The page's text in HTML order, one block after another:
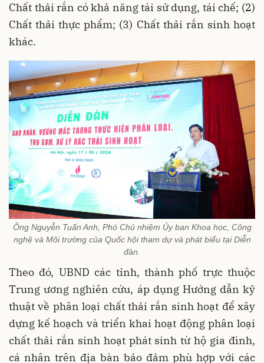
Chất thải rắn có khả năng tái sử dụng, tái chế; (2)
Chất thải thực phẩm; (3) Chất thải rắn sinh hoạt
khác.
Ông Nguyễn Tuấn Anh, Phó Chủ nhiệm Ủy ban Khoa học, Công
nghệ và Môi trường của Quốc hội tham dự và phát biểu tại Diễn
đàn.
Theo đó, UBND các tỉnh, thành phố trực thuộc
Trung ương nghiên cứu, áp dụng Hướng dẫn kỹ
thuật về phân loại chất thải rắn sinh hoạt để xây
dựng kế hoạch và triển khai hoạt động phân loại
chất thải rắn sinh hoạt phát sinh từ hộ gia đình,
cá nhân trên địa bàn bảo đảm phù hợp với các